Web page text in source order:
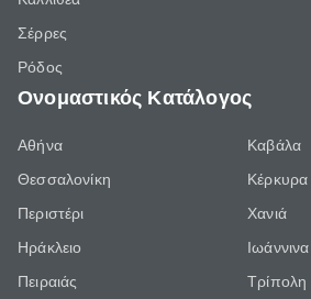
Σέρρες
Ρόδος
Ονομαστικός Κατάλογος
Αθήνα
Θεσσαλονίκη
Περιστέρι
Ηράκλειο
Πειραιάς
Καβάλα
Κέρκυρα
Χανιά
Ιωάννινα
Τρίπολη